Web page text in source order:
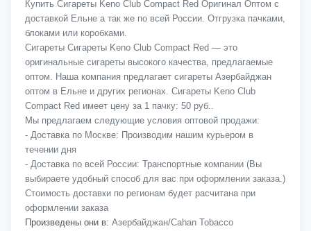
Купить Сигареты Keno Club Compact Red Оригинал Оптом с
доставкой Ельне а так же по всей России. Отгрузка пачками,
блоками или коробками.
Сигареты Сигареты Keno Club Compact Red — это
оригинальные сигареты высокого качества, предлагаемые
оптом. Наша компания предлагает сигареты Азербайджан
оптом в Ельне и других регионах. Сигареты Keno Club
Compact Red имеет цену за 1 пачку: 50 руб..
Мы предлагаем следующие условия оптовой продажи:
- Доставка по Москве: Производим нашим курьером в
течении дня
- Доставка по всей России: Транспортные компании (Вы
выбираете удобный способ для вас при оформлении заказа.)
Стоимость доставки по регионам будет расчитана при
оформлении заказа
Произведены они в: Азербайджан/Cahan Tobacco